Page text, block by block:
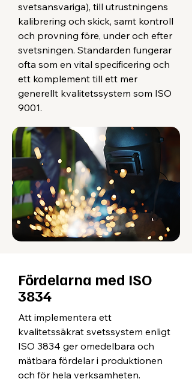
svetsansvariga), till utrustningens
kalibrering och skick, samt kontroll
och provning före, under och efter
svetsningen. Standarden fungerar
ofta som en vital specificering och
ett komplement till ett mer
generellt kvalitetssystem som ISO
9001.
Fördelarna med ISO
3834
Att implementera ett
kvalitetssäkrat svetssystem enligt
ISO 3834 ger omedelbara och
mätbara fördelar i produktionen
och för hela verksamheten.